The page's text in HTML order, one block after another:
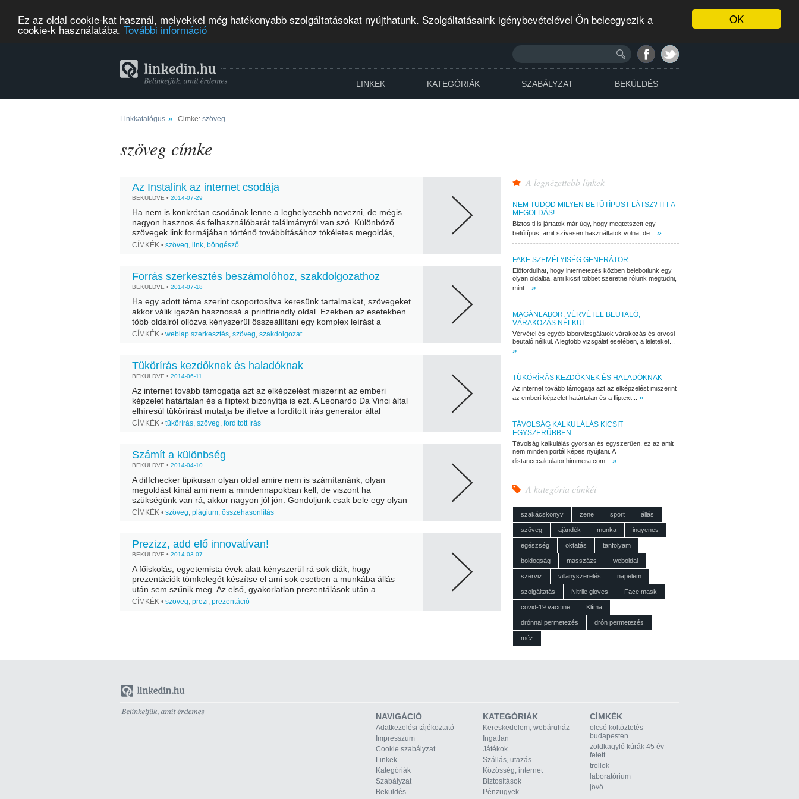
OK
Ez az oldal cookie-kat használ, melyekkel még hatékonyabb szolgáltatásokat nyújthatunk. Szolgáltatásaink igénybevételével Ön beleegyezik a
cookie-k használatába. További információ
LINKEK KATEGÓRIÁK SZABÁLYZAT BEKÜLDÉS
Linkkatalógus » Cimke: szöveg
szöveg címke
Az Instalink az internet csodája
BEKÜLDVE • 2014-07-29
Ha nem is konkrétan csodának lenne a leghelyesebb nevezni, de mégis
nagyon hasznos és felhasználóbarát találmányról van szó. Különböző
szövegek link formájában történő továbbításához tökéletes megoldás,
csak pár kattintás és küldhető is tovább az érintett...
CÍMKÉK • szöveg, link, böngésző
Forrás szerkesztés beszámolóhoz, szakdolgozathoz
BEKÜLDVE • 2014-07-18
Ha egy adott téma szerint csoportosítva keresünk tartalmakat, szövegeket
akkor válik igazán hasznossá a printfriendly oldal. Ezekben az esetekben
több oldalról ollózva kényszerül összeállítani egy komplex leírást a
szerkesztő. A legtöbbször egy-egy helyről csak néhány,...
CÍMKÉK • weblap szerkesztés, szöveg, szakdolgozat
Tükörírás kezdőknek és haladóknak
BEKÜLDVE • 2014-06-11
Az internet tovább támogatja azt az elképzelést miszerint az emberi
képzelet határtalan és a fliptext bizonyítja is ezt. A Leonardo Da Vinci által
elhíresül tükörírást mutatja be illetve a fordított írás generátor által
mindenki számára...
CÍMKÉK • tükörírás, szöveg, fordított írás
Számít a különbség
BEKÜLDVE • 2014-04-10
A diffchecker tipikusan olyan oldal amire nem is számítanánk, olyan
megoldást kínál ami nem a mindennapokban kell, de viszont ha
szükségünk van rá, akkor nagyon jól jön. Gondoljunk csak bele egy olyan
munkahelyi feladatba, ahol...
CÍMKÉK • szöveg, plágium, összehasonlítás
Prezizz, add elő innovatívan!
BEKÜLDVE • 2014-03-07
A főiskolás, egyetemista évek alatt kényszerül rá sok diák, hogy
prezentációk tömkelegét készítse el ami sok esetben a munkába állás
után sem szűnik meg. Az első, gyakorlatlan prezentálások után a
legtöbben gyorsan belejönnek a prezentációs...
CÍMKÉK • szöveg, prezi, prezentáció
A legnézettebb linkek
NEM TUDOD MILYEN BETŰTÍPUST LÁTSZ? ITT A
MEGOLDÁS!
Biztos ti is jártatok már úgy, hogy megtetszett egy
betűtípus, amit szívesen használtatok volna, de... »
FAKE SZEMÉLYISÉG GENERÁTOR
Előfordulhat, hogy internetezés közben belebotlunk egy
olyan oldalba, ami kicsit többet szeretne rólunk megtudni,
mint... »
MAGÁNLABOR. VÉRVÉTEL BEUTALÓ,
VÁRAKOZÁS NÉLKÜL
Vérvétel és egyéb laborvizsgálatok várakozás és orvosi
beutaló nélkül. A legtöbb vizsgálat esetében, a leleteket...
»
TÜKÖRÍRÁS KEZDŐKNEK ÉS HALADÓKNAK
Az internet tovább támogatja azt az elképzelést miszerint
az emberi képzelet határtalan és a fliptext... »
TÁVOLSÁG KALKULÁLÁS KICSIT
EGYSZERŰBBEN
Távolság kalkulálás gyorsan és egyszerűen, ez az amit
nem minden portál képes nyújtani. A
distancecalculator.himmera.com... »
A kategória címkéi
szakácskönyv zene sport állás
szöveg ajándék munka ingyenes
egészség oktatás tanfolyam
boldogság masszázs weboldal
szerviz villanyszerelés napelem
szolgáltatás Nitrile gloves Face mask
covid-19 vaccine Klíma
drónnal permetezés drón permetezés
méz
NAVIGÁCIÓ
Adatkezelési tájékoztató
Impresszum
Cookie szabályzat
Linkek
Kategóriák
Szabályzat
Beküldés
KATEGÓRIÁK
Kereskedelem, webáruház
Ingatlan
Játékok
Szállás, utazás
Közösség, internet
Biztosítások
Pénzügyek
CÍMKÉK
olcsó költöztetés
budapesten
zöldkagyló kúrák 45 év
felett
trollok
laboratórium
jövő